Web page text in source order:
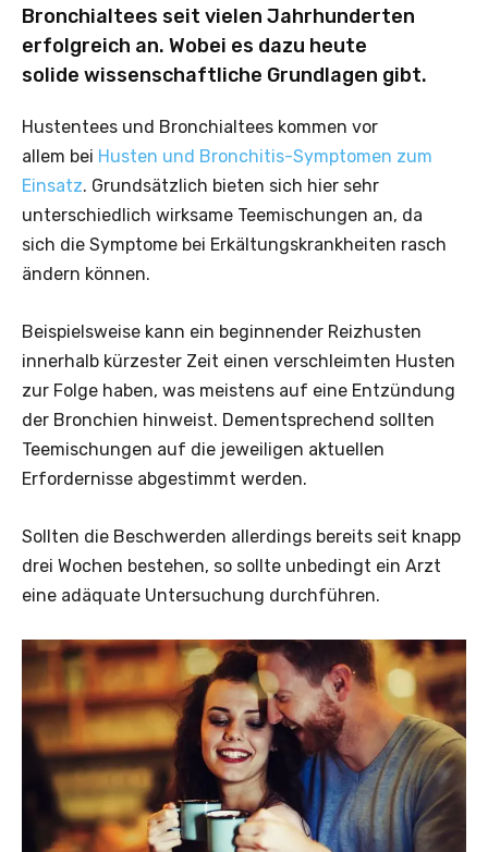
Bronchialtees seit vielen Jahrhunderten
erfolgreich an. Wobei es dazu heute
solide wissenschaftliche Grundlagen gibt.
Hustentees und Bronchialtees kommen vor
allem bei Husten und Bronchitis-Symptomen zum
Einsatz. Grundsätzlich bieten sich hier sehr
unterschiedlich wirksame Teemischungen an, da
sich die Symptome bei Erkältungskrankheiten rasch
ändern können.
Beispielsweise kann ein beginnender Reizhusten
innerhalb kürzester Zeit einen verschleimten Husten
zur Folge haben, was meistens auf eine Entzündung
der Bronchien hinweist. Dementsprechend sollten
Teemischungen auf die jeweiligen aktuellen
Erfordernisse abgestimmt werden.
Sollten die Beschwerden allerdings bereits seit knapp
drei Wochen bestehen, so sollte unbedingt ein Arzt
eine adäquate Untersuchung durchführen.